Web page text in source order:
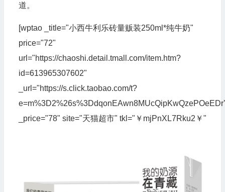
道。
[wptao _title="小西牛利乐砖量贩装250ml*纯牛奶"
price="72"
url="https://chaoshi.detail.tmall.com/item.htm?
id=613965307602"
_url="https://s.click.taobao.com/t?
_price="78" site="天猫超市" tkl="￥mjPnXL7Rku2￥"